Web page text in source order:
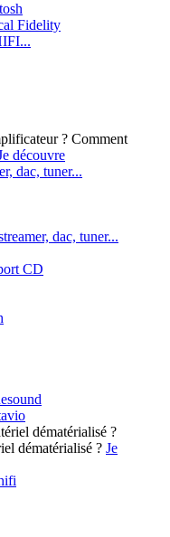
Fidelity
Comment
découvre
dac, tuner...
dac, tuner...
CD
dématérialisé ? Je